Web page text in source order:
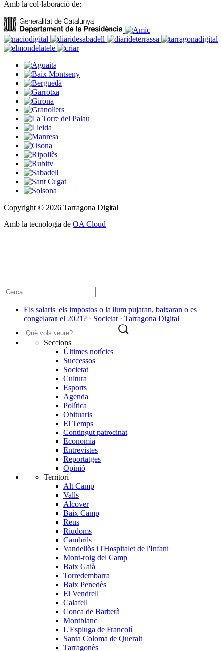
Amb la col·laboració de:
Copyright © 2026 Tarragona Digital
Amb la tecnologia de OA Cloud
Els salaris, els impostos o la llum pujaran, baixaran o es
congelaran el 2021? · Societat · Tarragona Digital
Seccions
Últimes notícies
Successos
Societat
Cultura
Esports
Agenda
Política
Obituaris
El Temps
Contingut patrocinat
Economia
Entrevistes
Reportatges
Opinió
Territori
Alt Camp
Valls
Alcover
Baix Camp
Reus
Riudoms
Cambrils
Vandellòs i l'Hospitalet de l'Infant
Mont-roig del Camp
Baix Gaià
Torredembarra
Baix Penedès
El Vendrell
Calafell
Conca de Barberà
Montblanc
L'Espluga de Francolí
Santa Coloma de Queralt
Tarragonès